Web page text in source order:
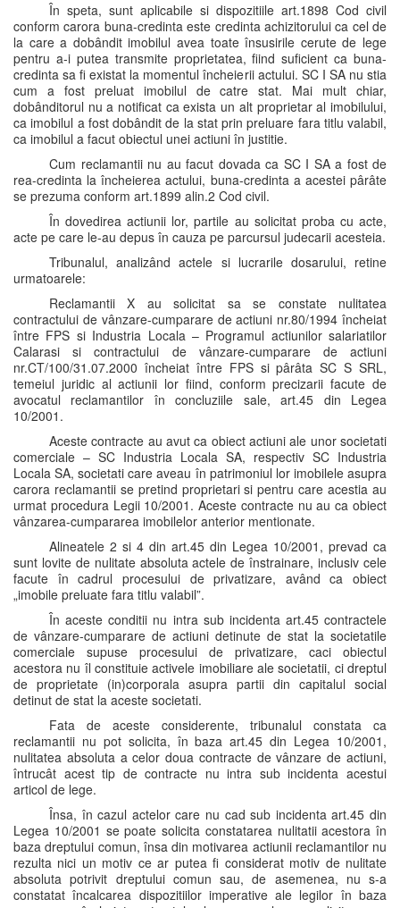
În speta, sunt aplicabile si dispozitiile art.1898 Cod civil
conform carora buna-credinta este credinta achizitorului ca cel de
la care a dobândit imobilul avea toate însusirile cerute de lege
pentru a-i putea transmite proprietatea, fiind suficient ca buna-
credinta sa fi existat la momentul încheierii actului. SC I SA nu stia
cum a fost preluat imobilul de catre stat. Mai mult chiar,
dobânditorul nu a notificat ca exista un alt proprietar al imobilului,
ca imobilul a fost dobândit de la stat prin preluare fara titlu valabil,
ca imobilul a facut obiectul unei actiuni în justitie.
Cum reclamantii nu au facut dovada ca SC I SA a fost de
rea-credinta la încheierea actului, buna-credinta a acestei pârâte
se prezuma conform art.1899 alin.2 Cod civil.
În dovedirea actiunii lor, partile au solicitat proba cu acte,
acte pe care le-au depus în cauza pe parcursul judecarii acesteia.
Tribunalul, analizând actele si lucrarile dosarului, retine
urmatoarele:
Reclamantii X au solicitat sa se constate nulitatea
contractului de vânzare-cumparare de actiuni nr.80/1994 încheiat
între FPS si Industria Locala – Programul actiunilor salariatilor
Calarasi si contractului de vânzare-cumparare de actiuni
nr.CT/100/31.07.2000 încheiat între FPS si pârâta SC S SRL,
temeiul juridic al actiunii lor fiind, conform precizarii facute de
avocatul reclamantilor în concluziile sale, art.45 din Legea
10/2001.
Aceste contracte au avut ca obiect actiuni ale unor societati
comerciale – SC Industria Locala SA, respectiv SC Industria
Locala SA, societati care aveau în patrimoniul lor imobilele asupra
carora reclamantii se pretind proprietari si pentru care acestia au
urmat procedura Legii 10/2001. Aceste contracte nu au ca obiect
vânzarea-cumpararea imobilelor anterior mentionate.
Alineatele 2 si 4 din art.45 din Legea 10/2001, prevad ca
sunt lovite de nulitate absoluta actele de înstrainare, inclusiv cele
facute în cadrul procesului de privatizare, având ca obiect
„imobile preluate fara titlu valabil”.
În aceste conditii nu intra sub incidenta art.45 contractele
de vânzare-cumparare de actiuni detinute de stat la societatile
comerciale supuse procesului de privatizare, caci obiectul
acestora nu îl constituie activele imobiliare ale societatii, ci dreptul
de proprietate (in)corporala asupra partii din capitalul social
detinut de stat la aceste societati.
Fata de aceste considerente, tribunalul constata ca
reclamantii nu pot solicita, în baza art.45 din Legea 10/2001,
nulitatea absoluta a celor doua contracte de vânzare de actiuni,
întrucât acest tip de contracte nu intra sub incidenta acestui
articol de lege.
Însa, în cazul actelor care nu cad sub incidenta art.45 din
Legea 10/2001 se poate solicita constatarea nulitatii acestora în
baza dreptului comun, însa din motivarea actiunii reclamantilor nu
rezulta nici un motiv ce ar putea fi considerat motiv de nulitate
absoluta potrivit dreptului comun sau, de asemenea, nu s-a
constatat încalcarea dispozitiilor imperative ale legilor în baza